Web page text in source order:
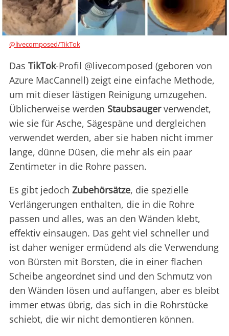
@livecomposed/TikTok
Das TikTok-Profil @livecomposed (geboren von
Azure MacCannell) zeigt eine einfache Methode,
um mit dieser lästigen Reinigung umzugehen.
Üblicherweise werden Staubsaugerverwendet,
wie sie für Asche, Sägespäne und dergleichen
verwendet werden, aber sie haben nicht immer
lange, dünne Düsen, die mehr als ein paar
Zentimeter in die Rohre passen.
Es gibt jedoch Zubehörsätze, die spezielle
Verlängerungen enthalten, die in die Rohre
passen und alles, was an den Wänden klebt,
effektiv einsaugen. Das geht viel schneller und
ist daher weniger ermüdend als die Verwendung
von Bürsten mit Borsten, die in einer flachen
Scheibe angeordnet sind und den Schmutz von
den Wänden lösen und auffangen, aber es bleibt
immer etwas übrig, das sich in die Rohrstücke
schiebt, die wir nicht demontieren können.